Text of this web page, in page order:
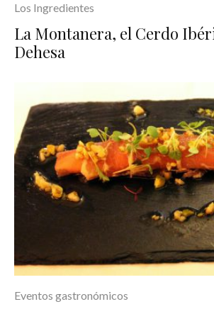
Los Ingredientes
La Montanera, el Cerdo
Dehesa
Eventos gastronómicos